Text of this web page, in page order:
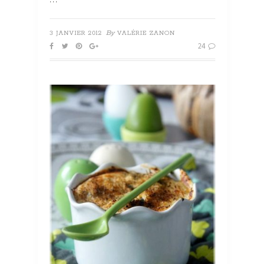
3 JANVIER 2012 By VALÉRIE ZANON
24